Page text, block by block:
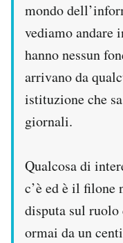
mondo
vediamo andare
hanno nessun
arrivano da
istituzione che
giornali.
Qualcosa di
c’è ed è il filone
disputa sul
ormai da un